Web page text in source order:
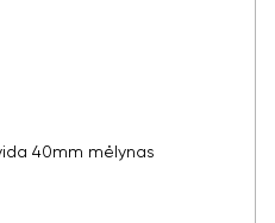
40mm mėlynas